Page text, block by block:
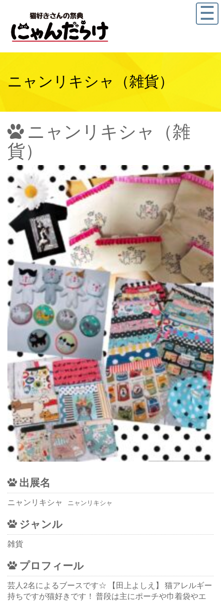
ニャンリキシャ（雑貨）
ニャンリキシャ（雑
貨）
出展名
ニャンリキシャ ニャンリキシャ
ジャンル
雑貨
プロフィール
芸人2名によるブースです☆ 【田上よしえ】 猫アレルギー
持ちですが猫好きです！ 普段は主にポーチや巾着袋やエ